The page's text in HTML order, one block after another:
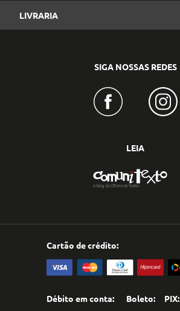
LIVRARIA
SIGA NOSSAS REDES
LEIA
Cartão de crédito:
Débito em conta: Boleto: PIX: